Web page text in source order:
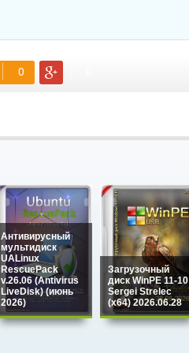
Антивирусный
мультидиск
UALinux
RescuePack
v.26.06 (Antivirus
LiveDisk) (июнь
2026)
Загрузочный
диск WinPE 11-10
Sergei Strelec
(x64) 2026.06.28